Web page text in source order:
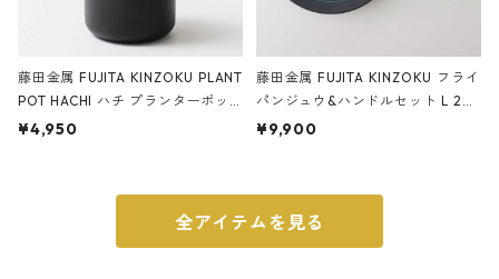
藤田金属 FUJITA KINZOKU PLANT
POT HACHI ハチ プランターポッ
ト 3号 ブラック
¥4,950
藤田金属 FUJITA KINZOKU フライ
パンジュウ&ハンドルセット L 24c
m ガス火・IH対応 鉄フライパン
¥9,900
全アイテムを見る